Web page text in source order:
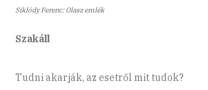
Siklódy Ferenc: Olasz emlék
Szakáll
Tudni akarják, az esetről mit tudok?